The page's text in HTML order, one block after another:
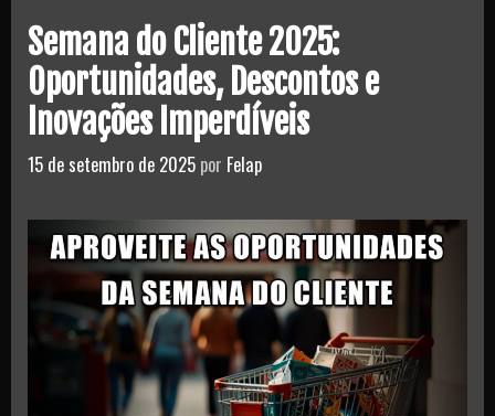
Semana do Cliente 2025:
Oportunidades, Descontos e
Inovações Imperdíveis
15 de setembro de 2025 por Felap